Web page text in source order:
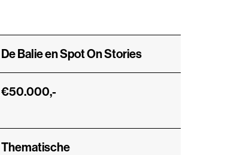
De Balie en Spot On Stories
€50.000,-
Thematische